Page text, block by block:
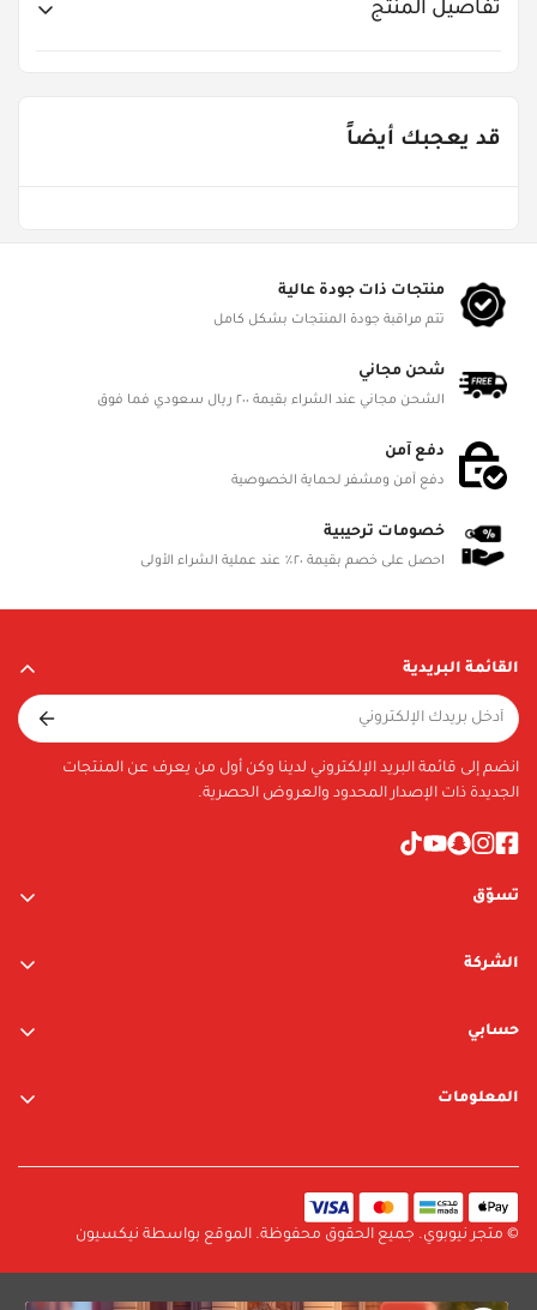
تفاصيل المنتج
L 55.88cm, W 30.48cm, H 26.67cm
Not Required
No
Material
Molded high quality plastic
Included in Package
TBA
قد يعجبك أيضاً
منتجات ذات جودة عالية
تتم مراقبة جودة المنتجات بشكل كامل
شحن مجاني
الشحن مجاني عند الشراء بقيمة ٢٠٠ ريال سعودي فما فوق
دفع آمن
دفع آمن ومشفر لحماية الخصوصية
خصومات ترحيبية
احصل على خصم بقيمة ٢٠٪ عند عملية الشراء الأولى
تسوّق
متجر نيوبوي
العلامات التجارية
الشركة
حسابي
المعلومات
سياسة الإرجاع والتبديل
القائمة البريدية
انضم إلى قائمة البريد الإلكتروني لدينا وكن أول من يعرف عن المنتجات
الجديدة ذات الإصدار المحدود والعروض الحصرية.
© متجر نيوبوي. جميع الحقوق محفوظة. الموقع بواسطة نيكسيون